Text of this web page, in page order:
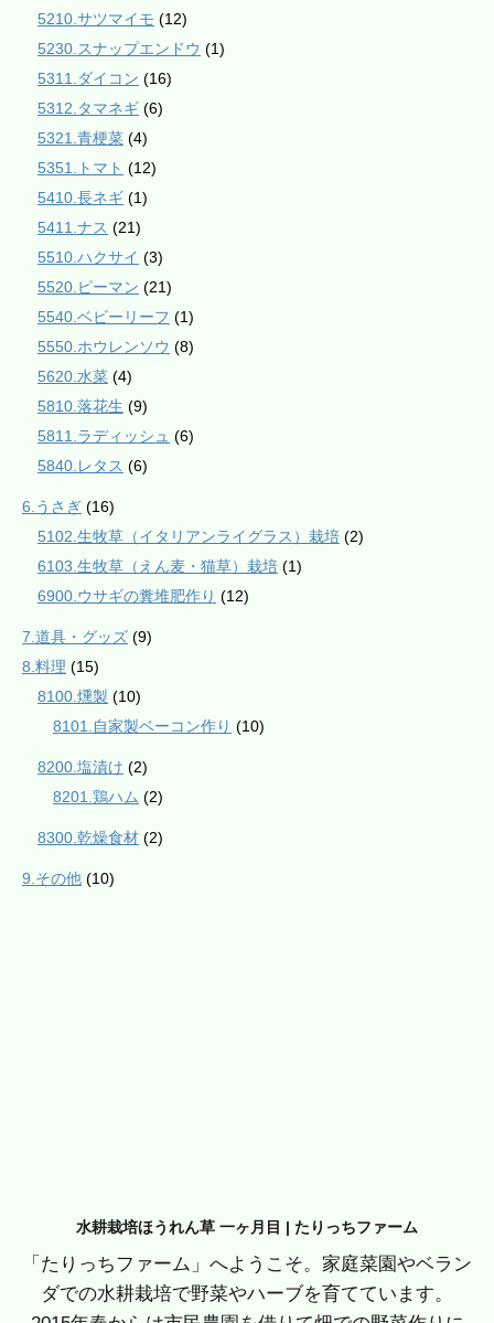
5210.サツマイモ (12)
5230.スナップエンドウ (1)
5311.ダイコン (16)
5312.タマネギ (6)
5321.青梗菜 (4)
5351.トマト (12)
5410.長ネギ (1)
5411.ナス (21)
5510.ハクサイ (3)
5520.ピーマン (21)
5540.ベビーリーフ (1)
5550.ホウレンソウ (8)
5620.水菜 (4)
5810.落花生 (9)
5811.ラディッシュ (6)
5840.レタス (6)
6.うさぎ (16)
5102.生牧草（イタリアンライグラス）栽培 (2)
6103.生牧草（えん麦・猫草）栽培 (1)
6900.ウサギの糞堆肥作り (12)
7.道具・グッズ (9)
8.料理 (15)
8100.燻製 (10)
8101.自家製ベーコン作り (10)
8200.塩漬け (2)
8201.鶏ハム (2)
8300.乾燥食材 (2)
9.その他 (10)
水耕栽培ほうれん草 一ヶ月目 | たりっちファーム
「たりっちファーム」へようこそ。家庭菜園やベラン
ダでの水耕栽培で野菜やハーブを育てています。